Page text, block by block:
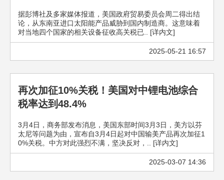
据彭博社及多家媒体报道，美国政府贸易委员会周二得出结
论，从东南亚进口太阳能产品威胁到国内制造商。这意味着
对当地四个国家的相关设备征收高关税已.. [详内文]
2025-05-21 16:57
再次加征10%关税！美国对中锂电池综合
税率达到48.4%
3月4日，商务部发布消息，美国东部时间3月3日，美方以芬
太尼等问题为由，宣布自3月4日起对中国输美产品再次加征1
0%关税。中方对此强烈不满，坚决反对，.. [详内文]
2025-03-07 14:36